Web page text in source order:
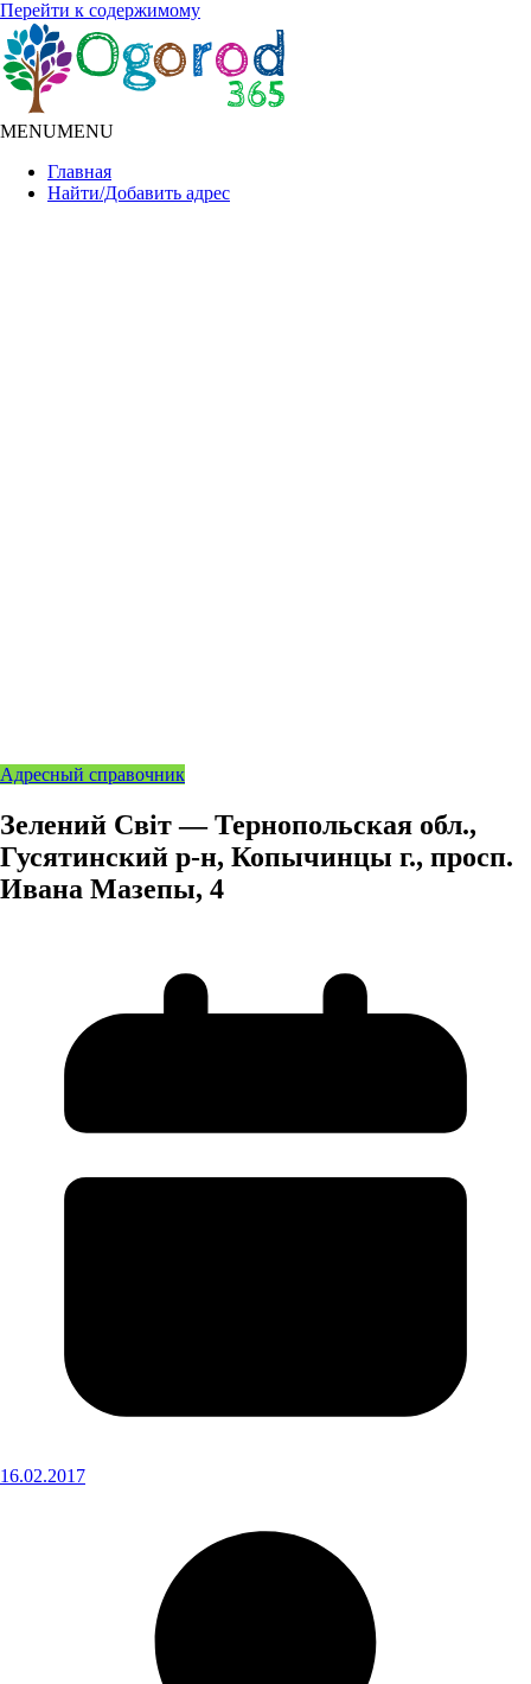
Перейти к содержимому
MENUMENU
Главная
Найти/Добавить адрес
Адресный справочник
Зелений Світ — Тернопольская обл.,
Гусятинский р-н, Копычинцы г., просп.
Ивана Мазепы, 4
16.02.2017